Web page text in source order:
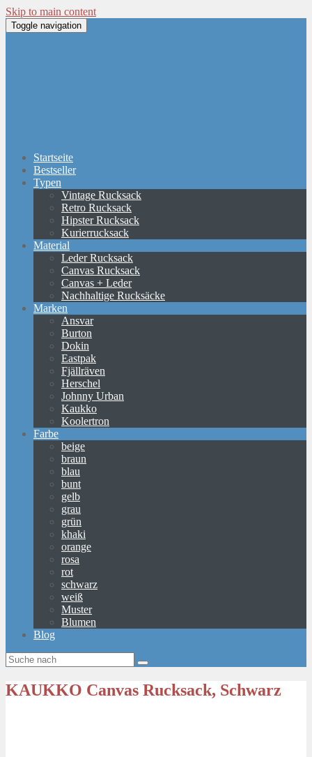
Skip to main content
Toggle navigation
Startseite
Bestseller
Typen
Vintage Rucksack
Retro Rucksack
Hipster Rucksack
Kurierrucksack
Material
Leder Rucksack
Canvas Rucksack
Canvas + Leder
Nachhaltige Rucksäcke
Marken
Ansvar
Burton
Dokin
Eastpak
Fjällräven
Herschel
Johnny Urban
Kaukko
Koolertron
Farbe
beige
braun
blau
bunt
gelb
grau
grün
khaki
orange
rosa
rot
schwarz
weiß
Muster
Blumen
Blog
KAUKKO Canvas Rucksack, Schwarz